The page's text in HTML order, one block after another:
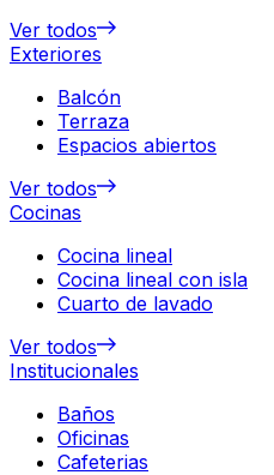
Ver todos
Exteriores
Balcón
Terraza
Espacios abiertos
Ver todos
Cocinas
Cocina lineal
Cocina lineal con isla
Cuarto de lavado
Ver todos
Institucionales
Baños
Oficinas
Cafeterias